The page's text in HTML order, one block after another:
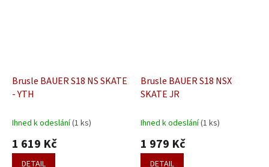
Brusle BAUER S18 NS SKATE
- YTH
Ihned k odeslání(1 ks)
1 619 Kč
DETAIL
Brusle BAUER S18 NSX
SKATE JR
Ihned k odeslání(1 ks)
1 979 Kč
DETAIL